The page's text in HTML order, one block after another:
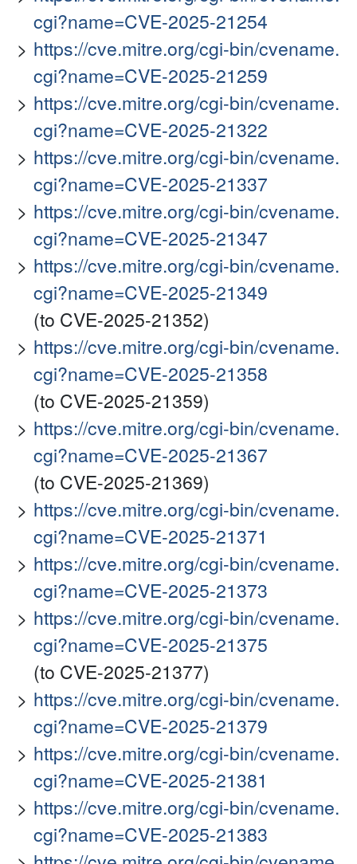
cgi?name=CVE-2025-21254
https://cve.mitre.org/cgi-bin/cvename.
cgi?name=CVE-2025-21259
https://cve.mitre.org/cgi-bin/cvename.
cgi?name=CVE-2025-21322
https://cve.mitre.org/cgi-bin/cvename.
cgi?name=CVE-2025-21337
https://cve.mitre.org/cgi-bin/cvename.
cgi?name=CVE-2025-21347
https://cve.mitre.org/cgi-bin/cvename.
cgi?name=CVE-2025-21349
(to CVE-2025-21352)
https://cve.mitre.org/cgi-bin/cvename.
cgi?name=CVE-2025-21358
(to CVE-2025-21359)
https://cve.mitre.org/cgi-bin/cvename.
cgi?name=CVE-2025-21367
(to CVE-2025-21369)
https://cve.mitre.org/cgi-bin/cvename.
cgi?name=CVE-2025-21371
https://cve.mitre.org/cgi-bin/cvename.
cgi?name=CVE-2025-21373
https://cve.mitre.org/cgi-bin/cvename.
cgi?name=CVE-2025-21375
(to CVE-2025-21377)
https://cve.mitre.org/cgi-bin/cvename.
cgi?name=CVE-2025-21379
https://cve.mitre.org/cgi-bin/cvename.
cgi?name=CVE-2025-21381
https://cve.mitre.org/cgi-bin/cvename.
cgi?name=CVE-2025-21383